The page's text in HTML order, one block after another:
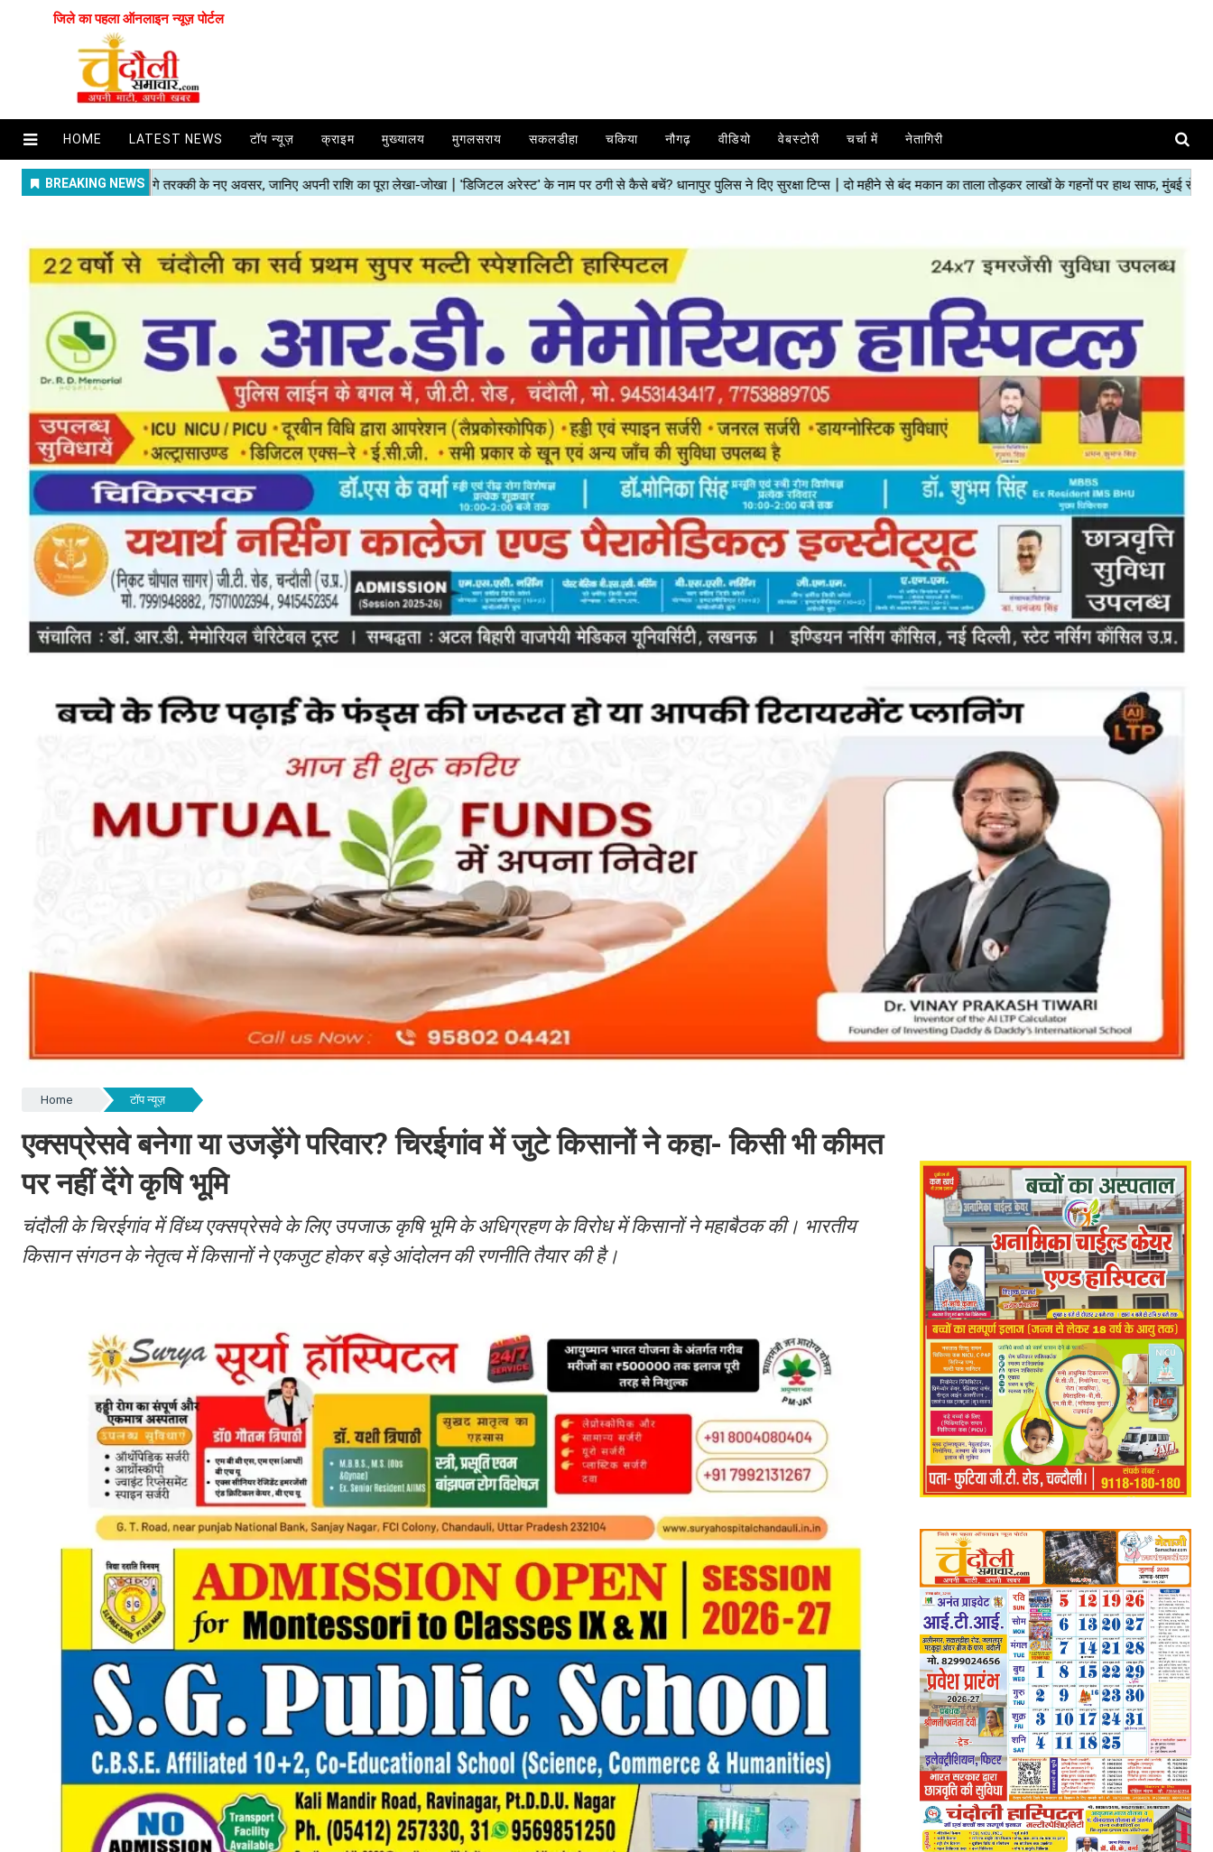
जिले का पहला ऑनलाइन न्यूज़ पोर्टल
HOME LATEST NEWS टॉप न्यूज़ क्राइम मुख्यालय मुगलसराय सकलडीहा चकिया नौगढ़ वीडियो वेबस्टोरी चर्चा में नेतागिरी
Home टॉप न्यूज़
एक्सप्रेसवे बनेगा या उजड़ेंगे परिवार? चिरईगांव में जुटे किसानों ने कहा- किसी भी कीमत
पर नहीं देंगे कृषि भूमि
चंदौली के चिरईगांव में विंध्य एक्सप्रेसवे के लिए उपजाऊ कृषि भूमि के अधिग्रहण के विरोध में किसानों ने महाबैठक की। भारतीय
किसान संगठन के नेतृत्व में किसानों ने एकजुट होकर बड़े आंदोलन की रणनीति तैयार की है।